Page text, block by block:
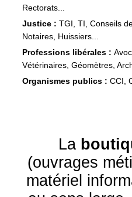
Rectorats...
Justice : TGI, TI, Conseils
Notaires, Huissiers...
Professions libérales :
Vétérinaires, Géomètres,
Organismes publics : CCI,
La
(ouvrages
matériel